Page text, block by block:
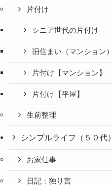
片付け
シニア世代の片付け
旧住まい（マンション）
片付け【マンション】
片付け【平屋】
生前整理
シンプルライフ（５０代）
お家仕事
日記：独り言